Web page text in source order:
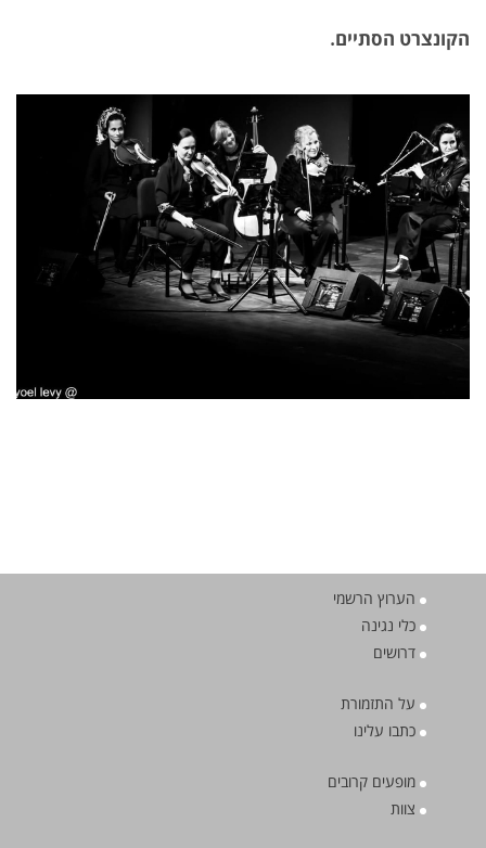
הקונצרט הסתיים.
הערוץ הרשמי
כלי נגינה
דרושים
על התזמורת
כתבו עלינו
מופעים קרובים
צוות